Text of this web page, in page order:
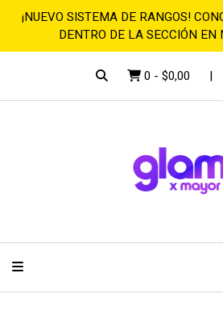
¡NUEVO SISTEMA DE RANGOS!
DENTRO DE LA SECCIÓN EN
0 - $0,00